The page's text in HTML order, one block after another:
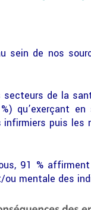
de nos
de la
qu’exerçant
puis
91 %
mentale des